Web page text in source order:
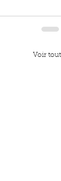
Voir tout